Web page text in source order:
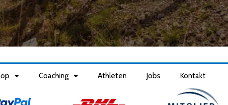
Coaching Athleten Jobs Kontakt